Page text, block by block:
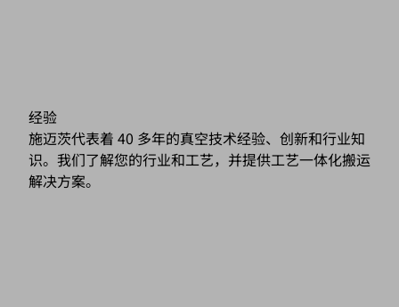
经验
施迈茨代表着 40 多年的真空技术经验、创新和行业知
识。我们了解您的行业和工艺，并提供工艺一体化搬运
解决方案。